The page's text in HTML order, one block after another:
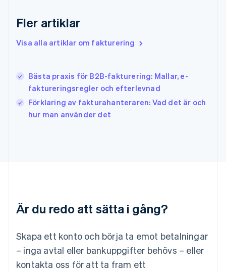
Fler artiklar
Visa alla artiklar om fakturering
Bästa praxis för B2B-fakturering: Mallar, e-
faktureringsregler och efterlevnad
Förklaring av fakturahanteraren: Vad det är och
hur man använder det
Är du redo att sätta i gång?
Skapa ett konto och börja ta emot betalningar
– inga avtal eller bankuppgifter behövs – eller
kontakta oss för att ta fram ett
English
Italien
Italiano English
English Français
Kroatien
EnglishItaliano
Lettland
English简体中文
Malta
Mexiko
English
Nederländerna
NederlandsEnglish